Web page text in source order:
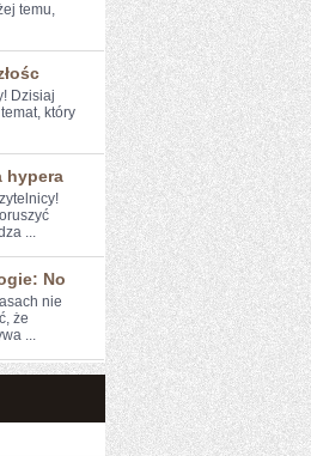
temu,
Dzisiaj
który
hypera
...
No
nie
⁣że​
...